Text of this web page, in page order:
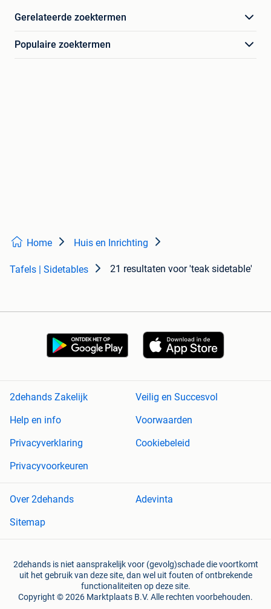
Gerelateerde zoektermen
Populaire zoektermen
Home Huis en Inrichting
Tafels | Sidetables 21 resultaten voor 'teak sidetable'
2dehands Zakelijk
Veilig en Succesvol
Help en info
Voorwaarden
Privacyverklaring
Cookiebeleid
Privacyvoorkeuren
Over 2dehands
Adevinta
Sitemap
2dehands is niet aansprakelijk voor (gevolg)schade die voortkomt
uit het gebruik van deze site, dan wel uit fouten of ontbrekende
functionaliteiten op deze site.
Copyright © 2026 Marktplaats B.V. Alle rechten voorbehouden.